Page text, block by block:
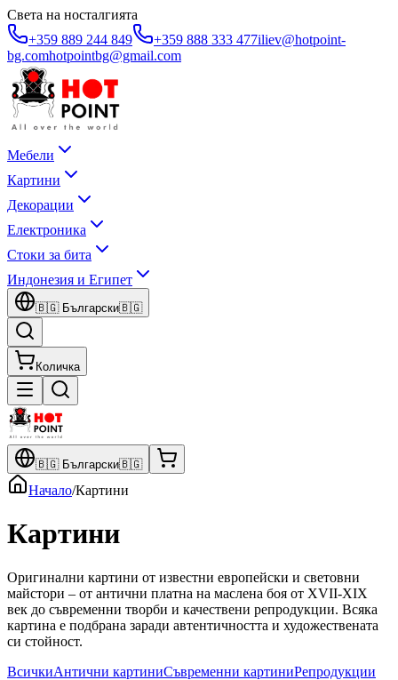
Света на носталгията
+359 889 244 849
+359 888 333 477iliev@hotpoint-
bg.comhotpointbg@gmail.com
Мебели
Картини
Декорации
Електроника
Стоки за бита
Индонезия и Египет
🇧🇬 Български🇧🇬
Количка
🇧🇬 Български🇧🇬
Начало/Картини
Картини
Оригинални картини от известни европейски и световни
майстори – от антични платна на маслена боя от XVII-XIX
век до съвременни творби и качествени репродукции. Всяка
картина е подбрана заради автентичността и художествената
си стойност.
ВсичкиАнтични картиниСъвременни картиниРепродукции